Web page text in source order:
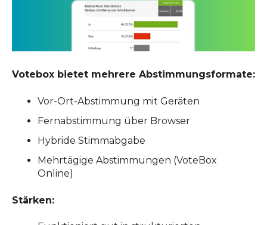
Votebox bietet mehrere Abstimmungsformate:
Vor-Ort-Abstimmung mit Geräten
Fernabstimmung über Browser
Hybride Stimmabgabe
Mehrtägige Abstimmungen (VoteBox
Online)
Stärken: